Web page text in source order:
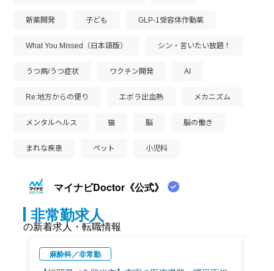
新薬開発 子ども GLP-1受容体作動薬
What You Missed（日本語版） シン・言いたい放題！
うつ病/うつ症状 ワクチン開発 AI
Re:地方からの便り エボラ出血熱 メカニズム
メンタルヘルス 猫 脳 脳の働き
まれな疾患 ペット 小児科